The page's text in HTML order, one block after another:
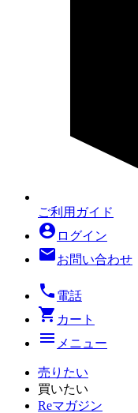
ご利用ガイド
account_circle ログイン
mailお問い合わせ
local_phone 電話
shopping_cart カート
menu メニュー
売りたい
買いたい
Reマガジン